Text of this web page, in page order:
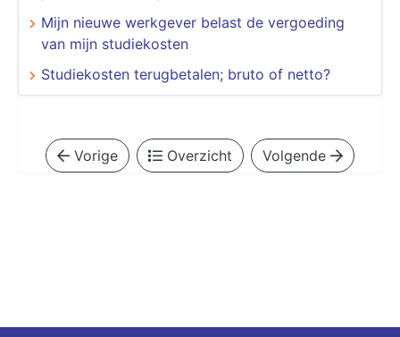
Mijn nieuwe werkgever belast de vergoeding
van mijn studiekosten
Studiekosten terugbetalen; bruto of netto?
Vorige Overzicht Volgende